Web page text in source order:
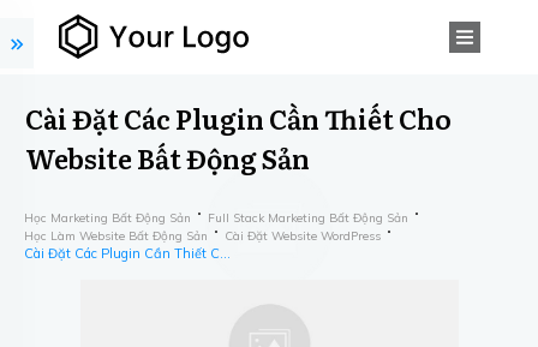
Cài Đặt Các Plugin Cần Thiết Cho
Website Bất Động Sản
Học Marketing Bất Động Sản
Full Stack Marketing Bất Động Sản
Học Làm Website Bất Động Sản
Cài Đặt Website WordPress